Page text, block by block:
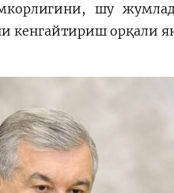
шу
кенгайтириш орқали